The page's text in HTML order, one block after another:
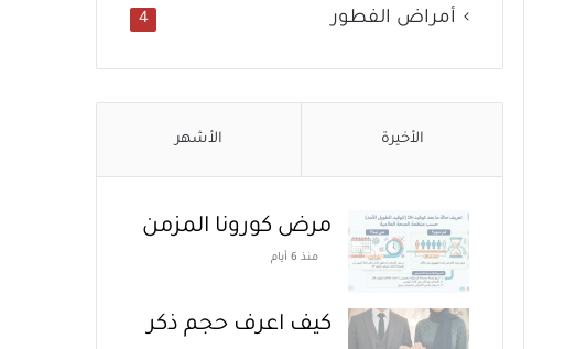
أمراض الفطور 4
الأخيرة الأشهر
مرض كورونا المزمن
منذ 6 أيام
كيف اعرف حجم ذكر